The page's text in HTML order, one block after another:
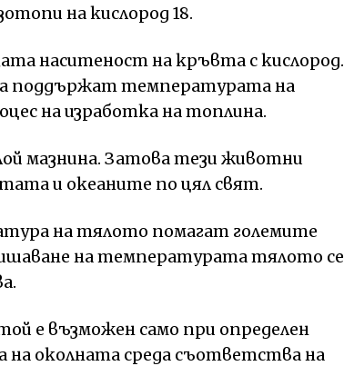
на кислород 18.
наситеност на кръвта с кислород.
поддържат температурата на
на изработка на топлина.
мазнина. Затова тези животни
и океаните по цял свят.
на тялото помагат големите
на температурата тялото се
е възможен само при определен
околната среда съответства на